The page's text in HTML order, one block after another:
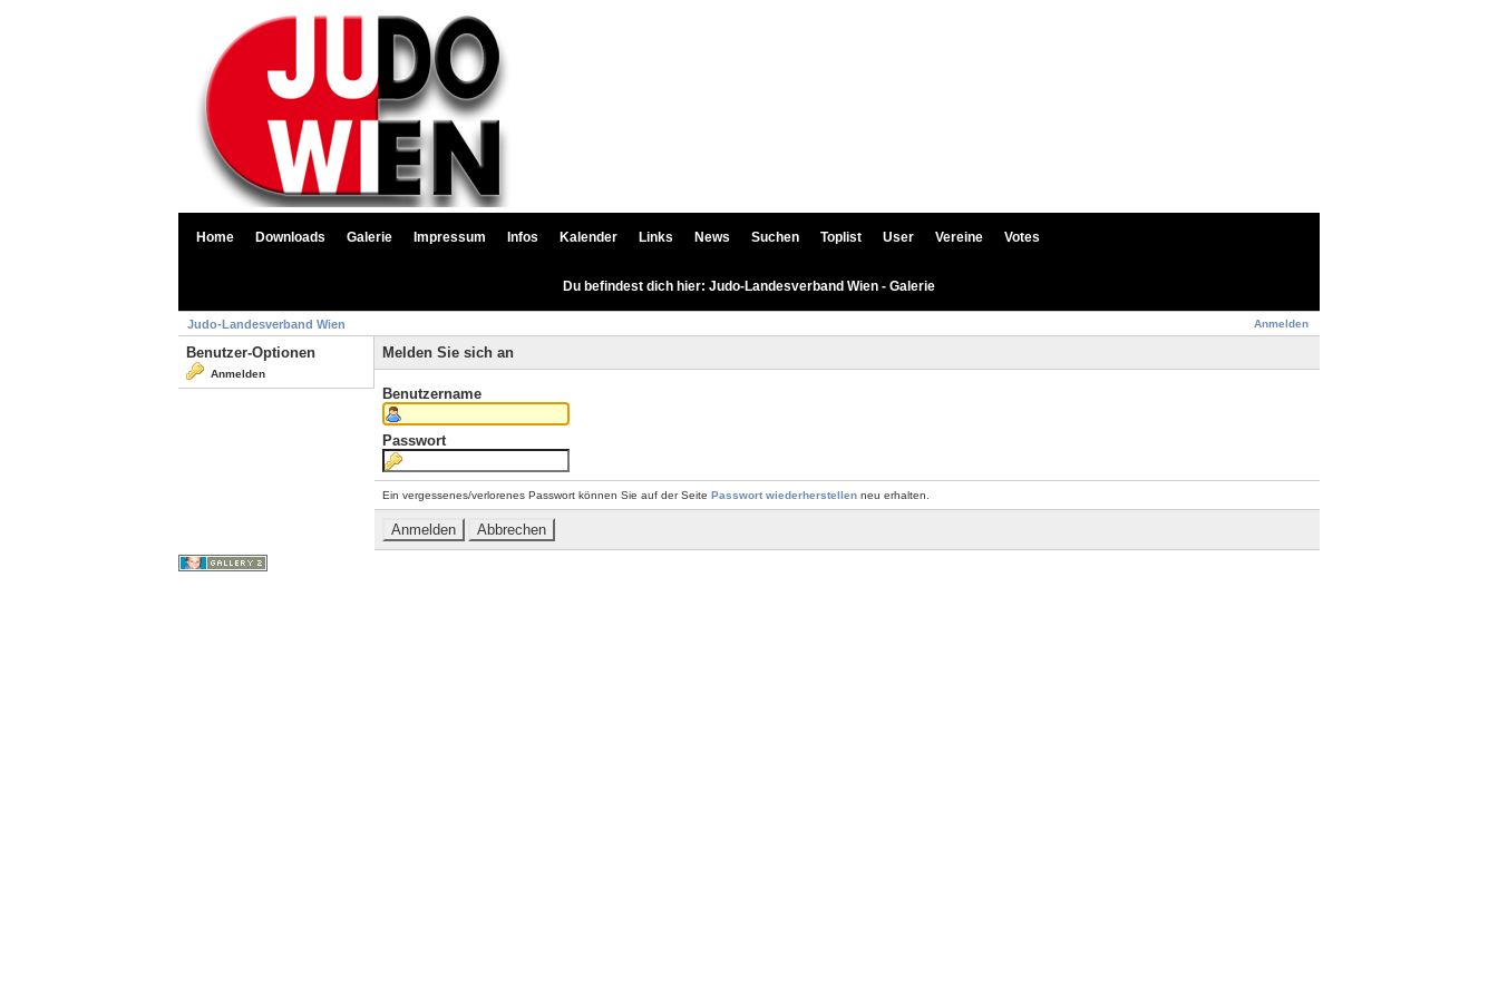
Home Downloads Galerie Impressum Infos Kalender Links News Suchen Toplist User Vereine Votes
Du befindest dich hier: Judo-Landesverband Wien - Galerie
Anmelden
Judo-Landesverband Wien
Benutzer-Optionen
Anmelden
Melden Sie sich an
Benutzername
Passwort
Ein vergessenes/verlorenes Passwort können Sie auf der Seite Passwort wiederherstellen neu erhalten.